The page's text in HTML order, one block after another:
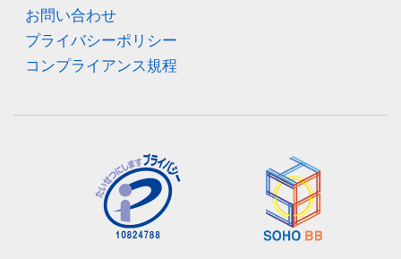
お問い合わせ
プライバシーポリシー
コンプライアンス規程